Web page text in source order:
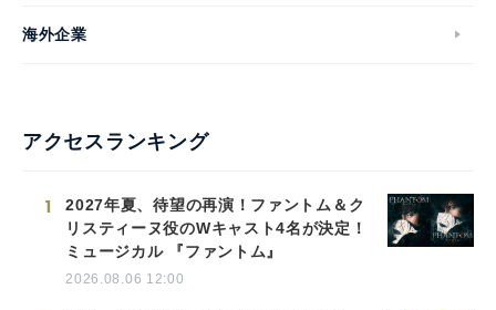
海外企業
アクセスランキング
1
2027年夏、待望の再演！ファントム＆ク
リスティーヌ役のWキャスト4名が決定！
ミュージカル 『ファントム』
2026.08.06 12:00